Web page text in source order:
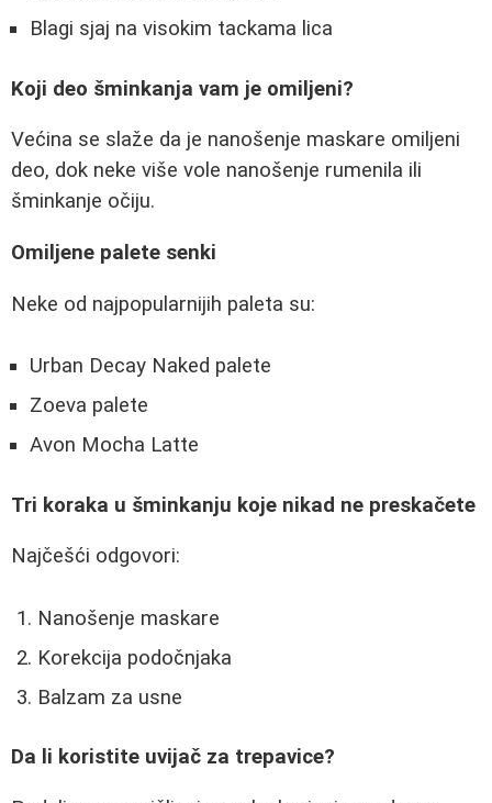
Blagi sjaj na visokim tackama lica
Koji deo šminkanja vam je omiljeni?
Većina se slaže da je nanošenje maskare omiljeni
deo, dok neke više vole nanošenje rumenila ili
šminkanje očiju.
Omiljene palete senki
Neke od najpopularnijih paleta su:
Urban Decay Naked palete
Zoeva palete
Avon Mocha Latte
Tri koraka u šminkanju koje nikad ne preskačete
Najčešći odgovori:
Nanošenje maskare
Korekcija podočnjaka
Balzam za usne
Da li koristite uvijač za trepavice?